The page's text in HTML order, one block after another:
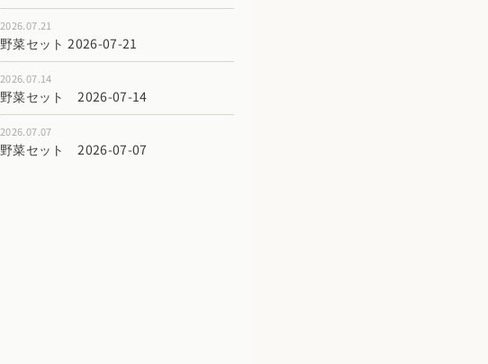
2026.07.21
野菜セット 2026-07-21
2026.07.14
野菜セット 2026-07-14
2026.07.07
野菜セット 2026-07-07